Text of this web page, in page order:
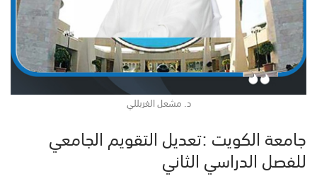
د. مشعل الغربللي
جامعة الكويت :تعديل التقويم الجامعي
للفصل الدراسي الثاني